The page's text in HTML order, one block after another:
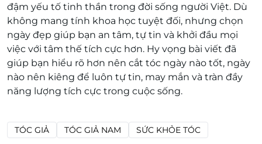
đậm yếu tố tinh thần trong đời sống người Việt. Dù
không mang tính khoa học tuyệt đối, nhưng chọn
ngày đẹp giúp bạn an tâm, tự tin và khởi đầu mọi
việc với tâm thế tích cực hơn. Hy vọng bài viết đã
giúp bạn hiểu rõ hơn nên cắt tóc ngày nào tốt, ngày
nào nên kiêng để luôn tự tin, may mắn và tràn đầy
năng lượng tích cực trong cuộc sống.
TÓC GIẢ TÓC GIẢ NAM SỨC KHỎE TÓC